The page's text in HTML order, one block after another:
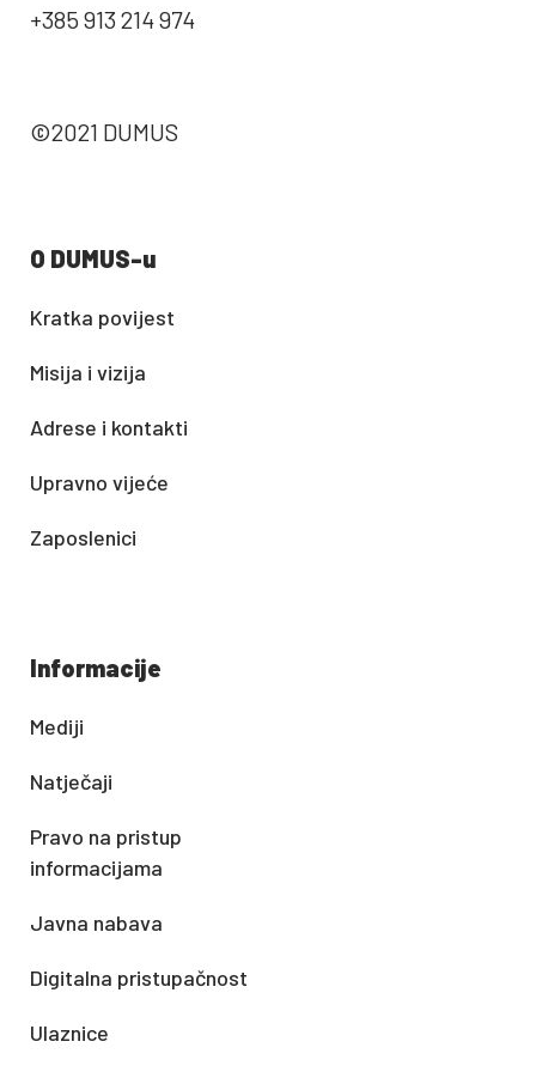
+385 913 214 974
©2021 DUMUS
O DUMUS-u
Kratka povijest
Misija i vizija
Adrese i kontakti
Upravno vijeće
Zaposlenici
Informacije
Mediji
Natječaji
Pravo na pristup
informacijama
Javna nabava
Digitalna pristupačnost
Ulaznice